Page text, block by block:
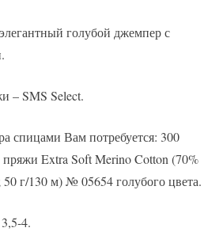
голубой джемпер с
– SMS Select.
спицами Вам потребуется: 300
пряжи Extra Soft Merino Cotton (70%
г/130 м) № 05654 голубого цвета.
4.